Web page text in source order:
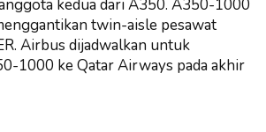
kedua dari A350. A350-1000
twin-aisle pesawat
Airbus dijadwalkan untuk
1000 ke Qatar Airways pada akhir